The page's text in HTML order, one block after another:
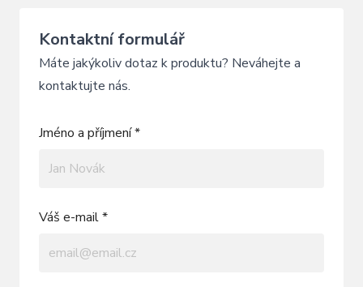
Kontaktní formulář
Máte jakýkoliv dotaz k produktu? Neváhejte a
kontaktujte nás.
Jméno a příjmení *
Váš e-mail *